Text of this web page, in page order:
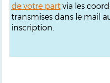
de votre partvia les
transmises dans le mail
inscription.